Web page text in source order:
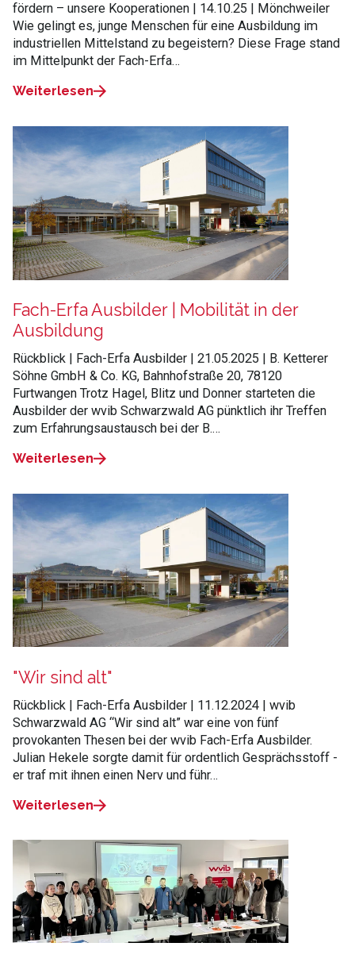
fördern – unsere Kooperationen | 14.10.25 | Mönchweiler
Wie gelingt es, junge Menschen für eine Ausbildung im
industriellen Mittelstand zu begeistern? Diese Frage stand
im Mittelpunkt der Fach-Erfa…
Weiterlesen
Fach-Erfa Ausbilder | Mobilität in der
Ausbildung
Rückblick | Fach-Erfa Ausbilder | 21.05.2025 | B. Ketterer
Söhne GmbH & Co. KG, Bahnhofstraße 20, 78120
Furtwangen Trotz Hagel, Blitz und Donner starteten die
Ausbilder der wvib Schwarzwald AG pünktlich ihr Treffen
zum Erfahrungsaustausch bei der B.…
Weiterlesen
"Wir sind alt"
Rückblick | Fach-Erfa Ausbilder | 11.12.2024 | wvib
Schwarzwald AG “Wir sind alt” war eine von fünf
provokanten Thesen bei der wvib Fach-Erfa Ausbilder.
Julian Hekele sorgte damit für ordentlich Gesprächsstoff -
er traf mit ihnen einen Nerv und führ…
Weiterlesen